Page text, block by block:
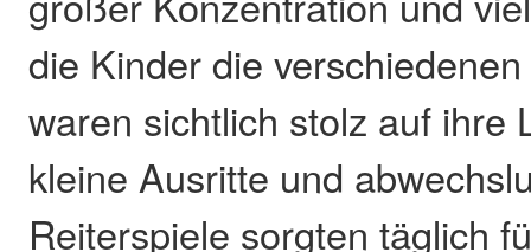
die Kinder die
waren sichtlich stolz auf ihre
kleine Ausritte und
Reiterspiele sorgten täglich